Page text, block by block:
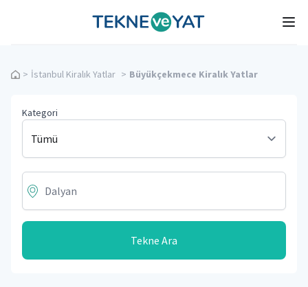
Tekne ve Yat
> İstanbul Kiralık Yatlar > Büyükçekmece Kiralık Yatlar
Kategori
Tekne Ara